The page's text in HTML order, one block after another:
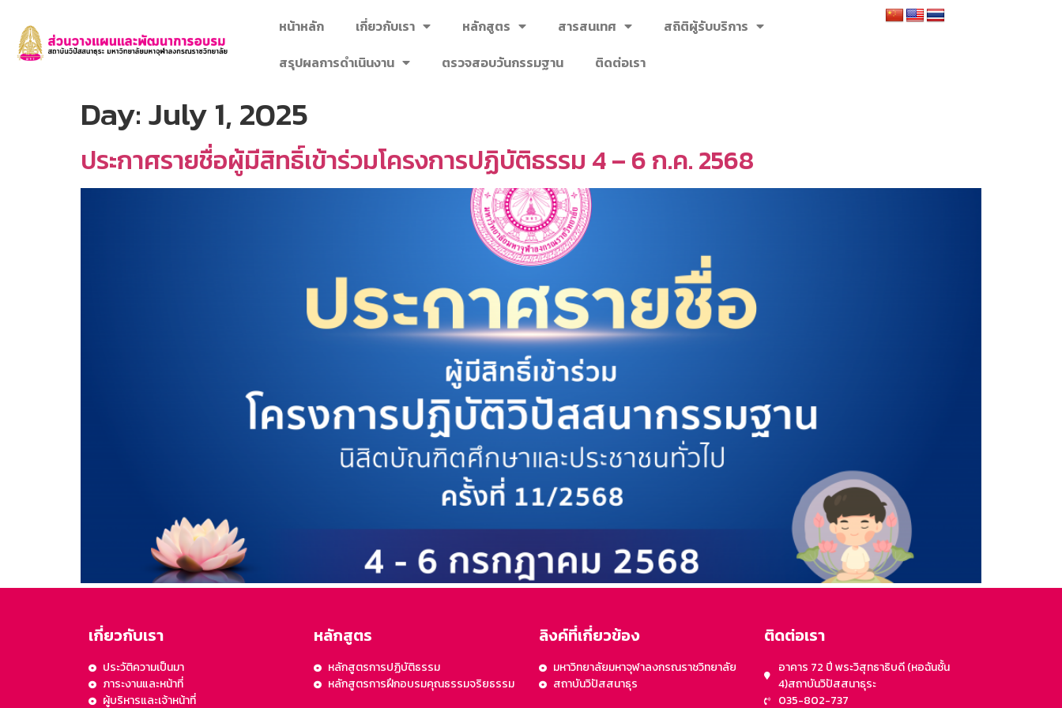
หน้าหลัก เกี่ยวกับเรา หลักสูตร สารสนเทศ
สถิติผู้รับบริการ
สรุปผลการดำเนินงาน
ตรวจสอบวันกรรมฐาน ติดต่อเรา
Day:July 1, 2025
ประกาศรายชื่อผู้มีสิทธิ์เข้าร่วมโครงการปฏิบัติธรรม 4 – 6 ก.ค. 2568
เกี่ยวกับเรา
ประวัติความเป็นมา
ภาระงานและหน้าที่
ผู้บริหารและเจ้าหน้าที่
หลักสูตร
หลักสูตรการปฏิบัติธรรม
หลักสูตรการฝึกอบรมคุณธรรมจริยธรรม
ลิงค์ที่เกี่ยวข้อง
มหาวิทยาลัยมหาจุฬาลงกรณราชวิทยาลัย
สถาบันวิปัสสนาธุร
ติดต่อเรา
อาคาร 72 ปี พระวิสุทธาธิบดี (หอฉันชั้น
4)สถาบันวิปัสสนาธุระ
035-802-737